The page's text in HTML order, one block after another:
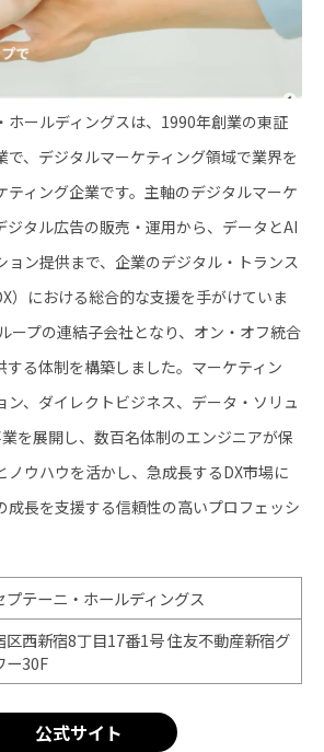
ホールディングスは、1990年創業の東証
で、デジタルマーケティング領域で業界を
ティング企業です。主軸のデジタルマーケ
ジタル広告の販売・運用から、データとAI
ョン提供まで、企業のデジタル・トランス
）における総合的な支援を手がけていま
ープの連結子会社となり、オン・オフ統合
する体制を構築しました。マーケティン
ン、ダイレクトビジネス、データ・ソリュ
を展開し、数百名体制のエンジニアが保
ノウハウを活かし、急成長するDX市場に
成長を支援する信頼性の高いプロフェッシ
プテーニ・ホールディングス
区西新宿8丁目17番1号 住友不動産新宿グ
ー30F
公式サイト